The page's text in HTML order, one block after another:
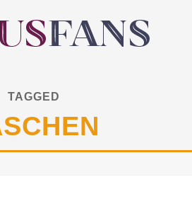
TAGGED